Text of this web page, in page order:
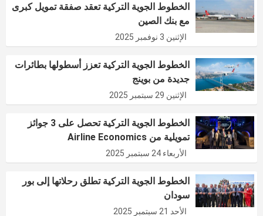
الخطوط الجوية التركية تعقد صفقة تمويل كبرى
مع بنك الصين
الإثنين 3 نوفمبر 2025
الخطوط الجوية التركية تعزز أسطولها بطائرات
جديدة من بوينج
الإثنين 29 سبتمبر 2025
الخطوط الجوية التركية تحصل على 3 جوائز
تمويلية من Airline Economics
الأربعاء 24 سبتمبر 2025
الخطوط الجوية التركية تطلق رحلاتها إلى بور
سودان
الأحد 21 سبتمبر 2025